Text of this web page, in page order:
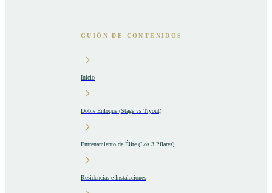
GUIÓN DE CONTENIDOS
Inicio
Doble Enfoque (Stage vs Tryout)
Entrenamiento de Élite (Los 3 Pilares)
Residencias e Instalaciones